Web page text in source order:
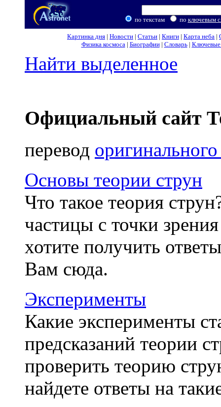
по текстам по ключевым
Картинка дня | Новости | Статьи | Книги | Карта неба |
Физика космоса| Биографии| Словарь| Ключевые
Найти выделенное
Официальный сайт
перевод оригинального
Основы теории струн
Что такое теория
частицы с точки
хотите получить
Вам сюда.
Эксперименты
Какие эксперименты
предсказаний теории
проверить теорию
найдете ответы на